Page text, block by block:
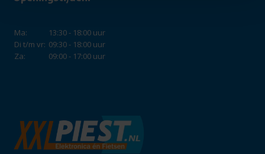
Ma:
13:30 - 18:00 uur
Di t/m vr: 09:30 - 18:00 uur
Za:
09:00 - 17:00 uur